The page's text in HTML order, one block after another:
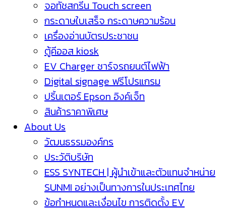
จอทัชสกรีน Touch screen
กระดาษใบเสร็จ กระดาษความร้อน
เครื่องอ่านบัตรประชาชน
ตู้คีออส kiosk
EV Charger ชาร์จรถยนต์ไฟฟ้า
Digital signage ฟรีโปรแกรม
ปริ้นเตอร์ Epson อิงค์เจ็ท
สินค้าราคาพิเศษ
About Us
วัฒนธรรมองค์กร
ประวัติบริษัท
ESS SYNTECH | ผู้นำเข้าและตัวแทนจำหน่าย
SUNMI อย่างเป็นทางการในประเทศไทย
ข้อกำหนดและเงื่อนไข การติดตั้ง EV